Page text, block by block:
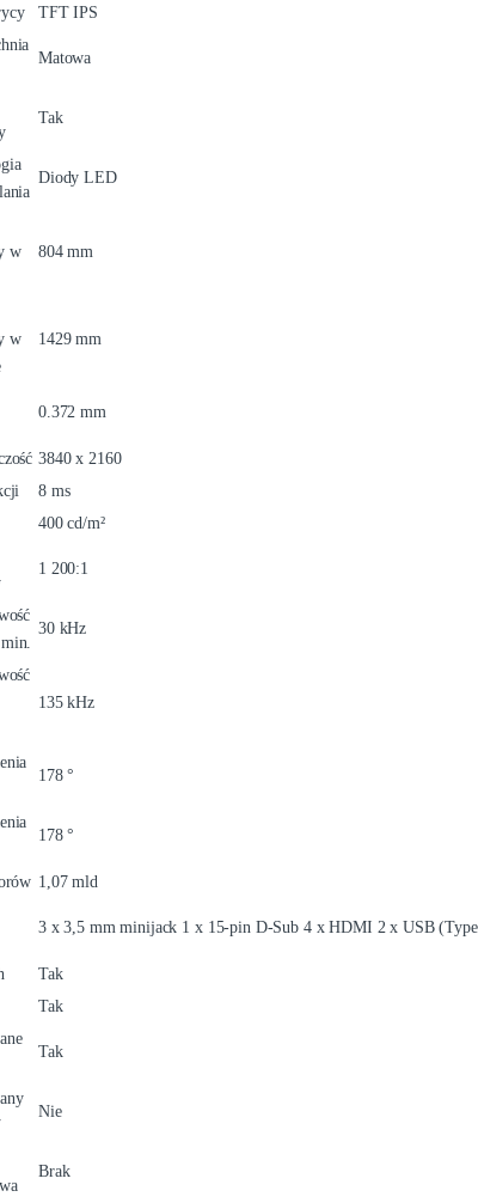
TFT IPS
Matowa
Tak
Diody LED
w
804 mm
w
1429 mm
0.372 mm
3840 x 2160
8 ms
400 cd/m²
1 200:1
30 kHz
135 kHz
178 °
178 °
1,07 mld
3 x 3,5 mm minijack 1 x 15-pin D-Sub 4 x HDMI 2 x USB
Tak
Tak
Tak
Nie
Brak